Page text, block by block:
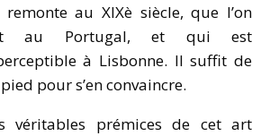
au XIXè siècle, que l’on
au Portugal, et qui est
à Lisbonne. Il suffit de
pour s’en convaincre.
véritables prémices de cet art